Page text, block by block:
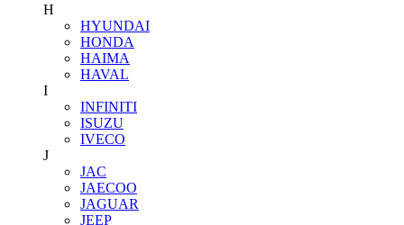
H
HYUNDAI
HONDA
HAIMA
HAVAL
I
INFINITI
ISUZU
IVECO
J
JAC
JAECOO
JAGUAR
JEEP